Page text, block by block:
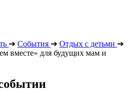
➔ События ➔ Отдых с детьми ➔
вместе» для будущих мам и